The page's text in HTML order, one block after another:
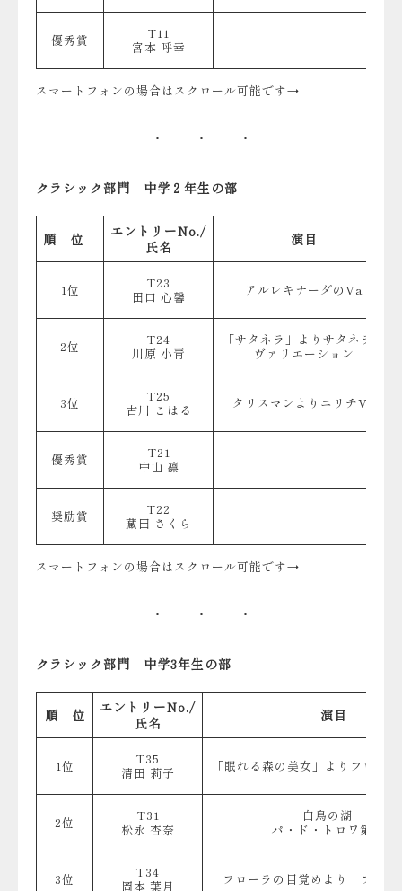
優秀賞
T11
宮本 呼幸
スマートフォンの場合はスクロール可能です→
クラシック部門 中学２年生の部
順 位
エントリーNo./
氏名
演目
1位
T23
田口 心馨
アルレキナーダのVa
2位
T24
川原 小青
「サタネラ」よりサタネラの
ヴァリエーション
3位
T25
古川 こはる
タリスマンよりニリチVa
優秀賞
T21
中山 凛
奨励賞
T22
藏田 さくら
スマートフォンの場合はスクロール可能です→
クラシック部門 中学3年生の部
順 位
エントリーNo./
氏名
演目
1位
T35
清田 莉子
「眠れる森の美女」よりフロリ
2位
T31
松永 杏奈
白鳥の湖
パ・ド・トロワ第1Va
3位
T34
岡本 葉月
フローラの目覚めより フロ